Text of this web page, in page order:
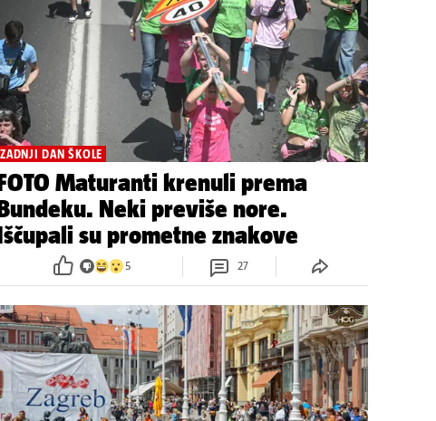
ZADNJI DAN ŠKOLE
Maturanti krenuli prema
Neki previše nore.
su prometne znakove
5 27